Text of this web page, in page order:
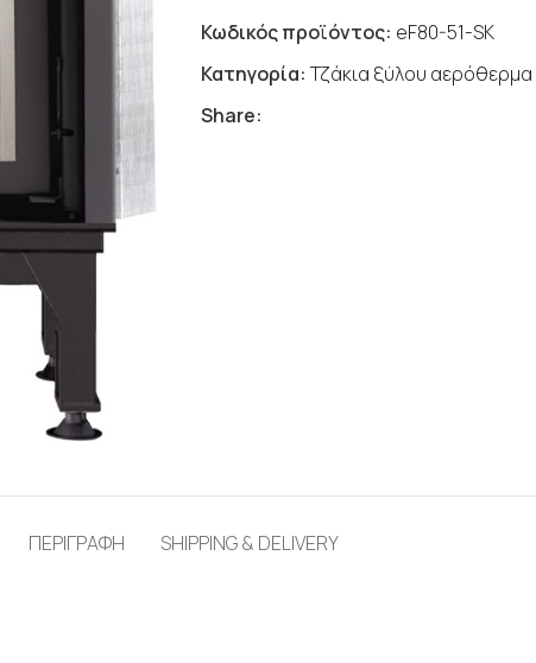
Κωδικός προϊόντος: eF80-51-SK
Κατηγορία: Τζάκια ξύλου αερόθερμα
Share:
ΠΕΡΙΓΡΑΦΗ SHIPPING & DELIVERY